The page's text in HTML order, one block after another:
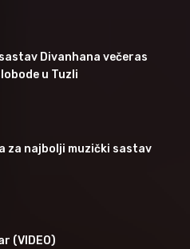
Divanhana večeras
u Tuzli
za najbolji muzički sastav
(VIDEO)